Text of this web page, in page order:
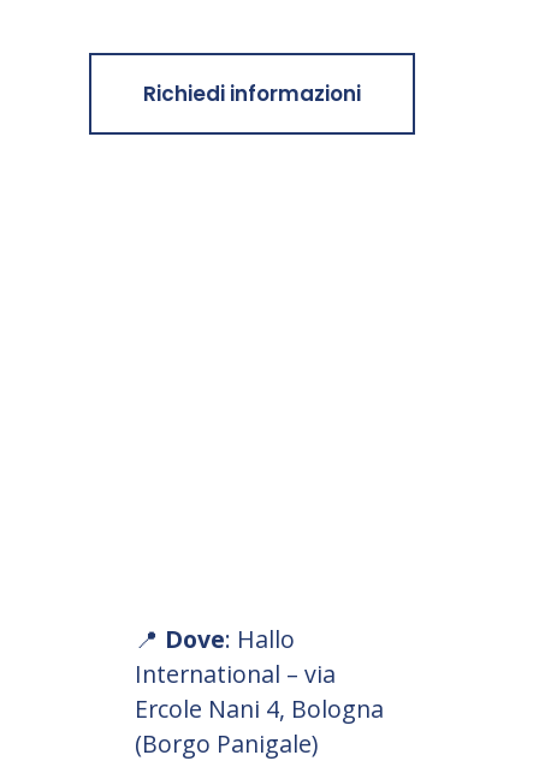
Richiedi informazioni
📍 Dove: Hallo
International – via
Ercole Nani 4, Bologna
(Borgo Panigale)